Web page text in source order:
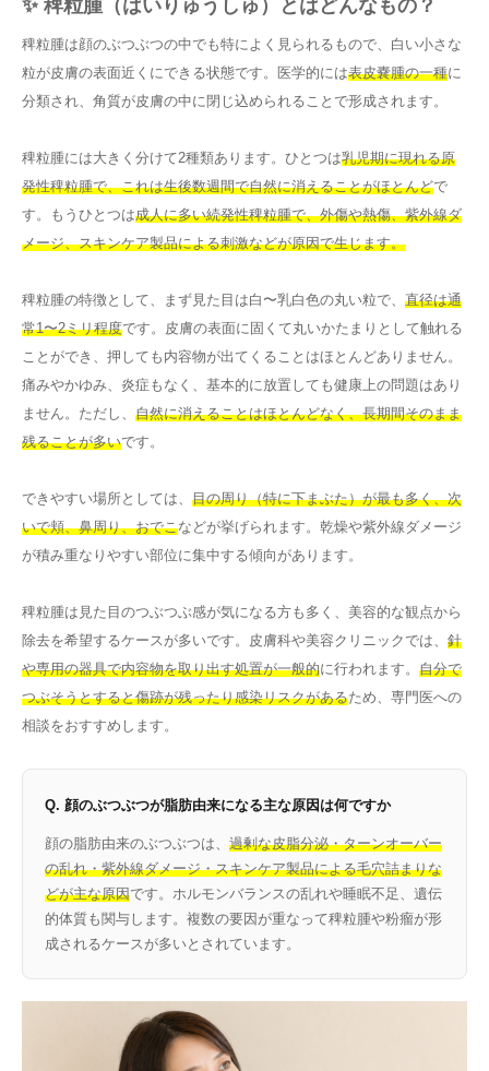
✨ 稗粒腫（はいりゅうしゅ）とはどんなもの？
稗粒腫は顔のぶつぶつの中でも特によく見られるもので、白い小さな
粒が皮膚の表面近くにできる状態です。医学的には表皮嚢腫の一種に
分類され、角質が皮膚の中に閉じ込められることで形成されます。
稗粒腫には大きく分けて2種類あります。ひとつは乳児期に現れる原
発性稗粒腫で、これは生後数週間で自然に消えることがほとんどで
す。もうひとつは成人に多い続発性稗粒腫で、外傷や熱傷、紫外線ダ
メージ、スキンケア製品による刺激などが原因で生じます。
稗粒腫の特徴として、まず見た目は白〜乳白色の丸い粒で、 直径は通
常1〜2ミリ程度です。皮膚の表面に固くて丸いかたまりとして触れる
ことができ、押しても内容物が出てくることはほとんどありません。
痛みやかゆみ、炎症もなく、基本的に放置しても健康上の問題はあり
ません。ただし、 自然に消えることはほとんどなく、長期間そのまま
残ることが多いです。
できやすい場所としては、 目の周り（特に下まぶた）が最も多く、次
いで頬、鼻周り、おでこなどが挙げられます。乾燥や紫外線ダメージ
が積み重なりやすい部位に集中する傾向があります。
稗粒腫は見た目のつぶつぶ感が気になる方も多く、美容的な観点から
除去を希望するケースが多いです。皮膚科や美容クリニックでは、 針
や専用の器具で内容物を取り出す処置が一般的に行われます。 自分で
つぶそうとすると傷跡が残ったり感染リスクがあるため、専門医への
相談をおすすめします。
Q. 顔のぶつぶつが脂肪由来になる主な原因は何ですか
顔の脂肪由来のぶつぶつは、 過剰な皮脂分泌・ターンオーバー
の乱れ・紫外線ダメージ・スキンケア製品による毛穴詰まりな
どが主な原因です。ホルモンバランスの乱れや睡眠不足、遺伝
的体質も関与します。複数の要因が重なって稗粒腫や粉瘤が形
成されるケースが多いとされています。